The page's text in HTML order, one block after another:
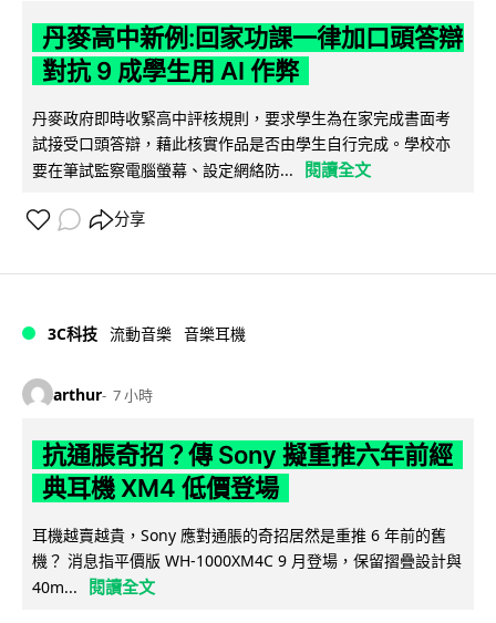
丹麥高中新例:回家功課一律加口頭答辯
對抗 9 成學生用 AI 作弊
丹麥政府即時收緊高中評核規則，要求學生為在家完成書面考
試接受口頭答辯，藉此核實作品是否由學生自行完成。學校亦
要在筆試監察電腦螢幕、設定網絡防...
閱讀全文
分享
3C科技 流動音樂 音樂耳機
arthur 7 小時
抗通脹奇招？傳 Sony 擬重推六年前經
典耳機 XM4 低價登場
耳機越賣越貴，Sony 應對通脹的奇招居然是重推 6 年前的舊
機？ 消息指平價版 WH-1000XM4C 9 月登場，保留摺疊設計與
40m...
閱讀全文